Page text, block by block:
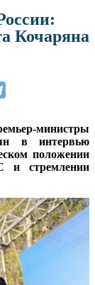
Кочаряна
министры
в интервью
положении
стремлении